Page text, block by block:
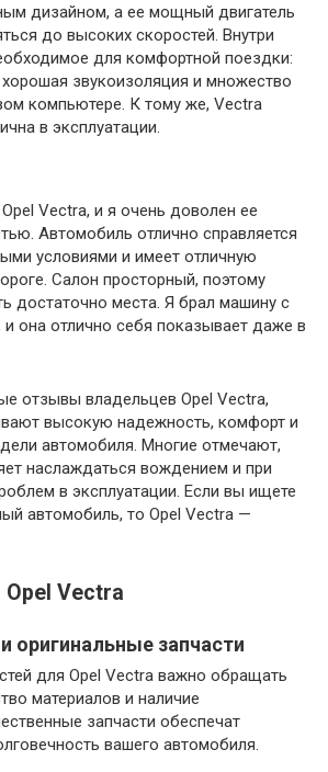
дизайном, а ее мощный двигатель
до высоких скоростей. Внутри
для комфортной поездки:
звукоизоляция и множество
компьютере. К тому же, Vectra
в эксплуатации.
Vectra, и я очень доволен ее
Автомобиль отлично справляется
условиями и имеет отличную
Салон просторный, поэтому
достаточно места. Я брал машину с
она отлично себя показывает даже в
отзывы владельцев Opel Vectra,
высокую надежность, комфорт и
автомобиля. Многие отмечают,
наслаждаться вождением и при
в эксплуатации. Если вы ищете
автомобиль, то Opel Vectra —
Vectra
оригинальные запчасти
для Opel Vectra важно обращать
материалов и наличие
запчасти обеспечат
вашего автомобиля.